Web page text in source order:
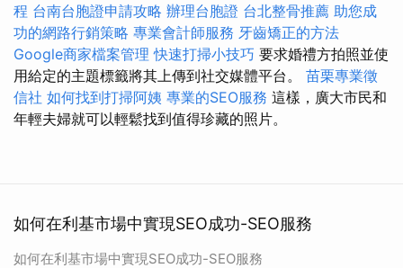
程 台南台胞證申請攻略 辦理台胞證 台北整骨推薦 助您成
功的網路行銷策略 專業會計師服務 牙齒矯正的方法
Google商家檔案管理 快速打掃小技巧 要求婚禮方拍照並使
用給定的主題標籤將其上傳到社交媒體平台。 苗栗專業徵
信社 如何找到打掃阿姨 專業的SEO服務 這樣，廣大市民和
年輕夫婦就可以輕鬆找到值得珍藏的照片。
如何在利基市場中實現SEO成功-SEO服務
如何在利基市場中實現SEO成功-SEO服務